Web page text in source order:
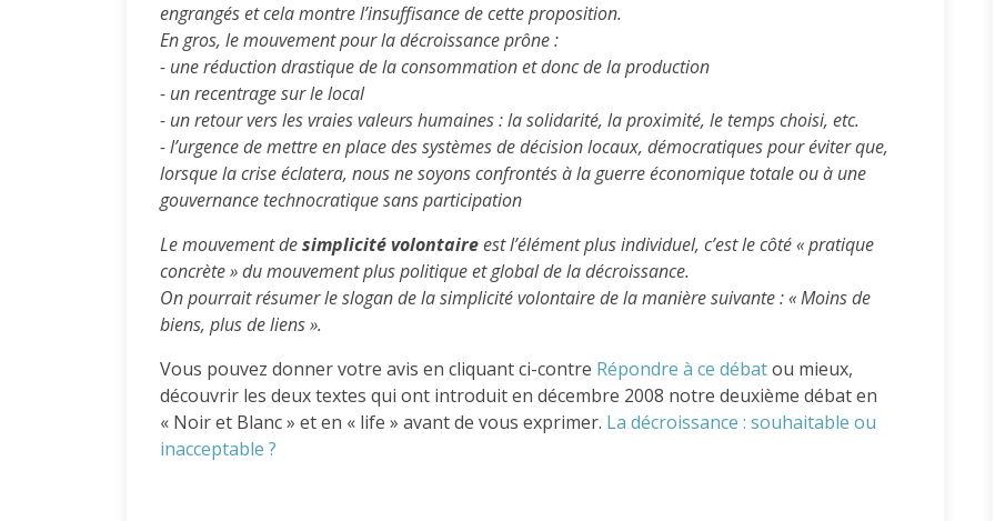
engrangés et cela montre l’insuffisance de cette proposition.
En gros, le mouvement pour la décroissance prône :
- une réduction drastique de la consommation et donc de la production
- un recentrage sur le local
- un retour vers les vraies valeurs humaines : la solidarité, la proximité, le temps choisi, etc.
- l’urgence de mettre en place des systèmes de décision locaux, démocratiques pour éviter que,
lorsque la crise éclatera, nous ne soyons confrontés à la guerre économique totale ou à une
gouvernance technocratique sans participation
Le mouvement desimplicité volontaireest l’élément plus individuel, c’est le côté « pratique
concrète » du mouvement plus politique et global de la décroissance.
On pourrait résumer le slogan de la simplicité volontaire de la manière suivante : « Moins de
biens, plus de liens ».
Vous pouvez donner votre avis en cliquant ci-contre Répondre à ce débatou mieux,
découvrir les deux textes qui ont introduit en décembre 2008 notre deuxième débat en
« Noir et Blanc » et en « life » avant de vous exprimer. La décroissance : souhaitable ou
inacceptable ?